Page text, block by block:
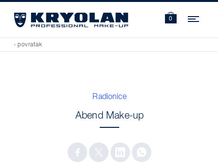
0
‹ povratak
Radionice
Abend Make-up